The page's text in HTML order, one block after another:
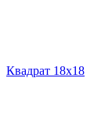
Квадрат 18х18